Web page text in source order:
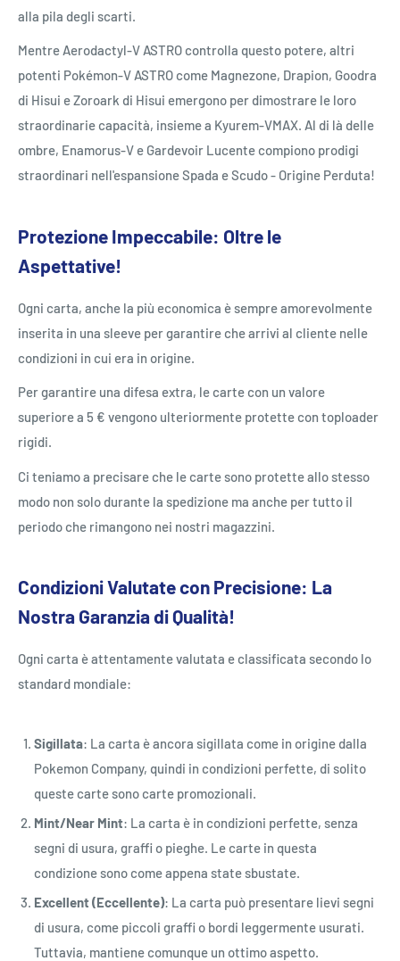
alla pila degli scarti.
Mentre Aerodactyl-V ASTRO controlla questo potere, altri
potenti Pokémon-V ASTRO come Magnezone, Drapion, Goodra
di Hisui e Zoroark di Hisui emergono per dimostrare le loro
straordinarie capacità, insieme a Kyurem-VMAX. Al di là delle
ombre, Enamorus-V e Gardevoir Lucente compiono prodigi
straordinari nell'espansione Spada e Scudo - Origine Perduta!
Protezione Impeccabile: Oltre le
Aspettative!
Ogni carta, anche la più economica è sempre amorevolmente
inserita in una sleeve per garantire che arrivi al cliente nelle
condizioni in cui era in origine.
Per garantire una difesa extra, le carte con un valore
superiore a 5 € vengono ulteriormente protette con toploader
rigidi.
Ci teniamo a precisare che le carte sono protette allo stesso
modo non solo durante la spedizione ma anche per tutto il
periodo che rimangono nei nostri magazzini.
Condizioni Valutate con Precisione: La
Nostra Garanzia di Qualità!
Ogni carta è attentamente valutata e classificata secondo lo
standard mondiale:
Sigillata: La carta è ancora sigillata come in origine dalla
Pokemon Company, quindi in condizioni perfette, di solito
queste carte sono carte promozionali.
Mint/Near Mint: La carta è in condizioni perfette, senza
segni di usura, graffi o pieghe. Le carte in questa
condizione sono come appena state sbustate.
Excellent (Eccellente): La carta può presentare lievi segni
di usura, come piccoli graffi o bordi leggermente usurati.
Tuttavia, mantiene comunque un ottimo aspetto.